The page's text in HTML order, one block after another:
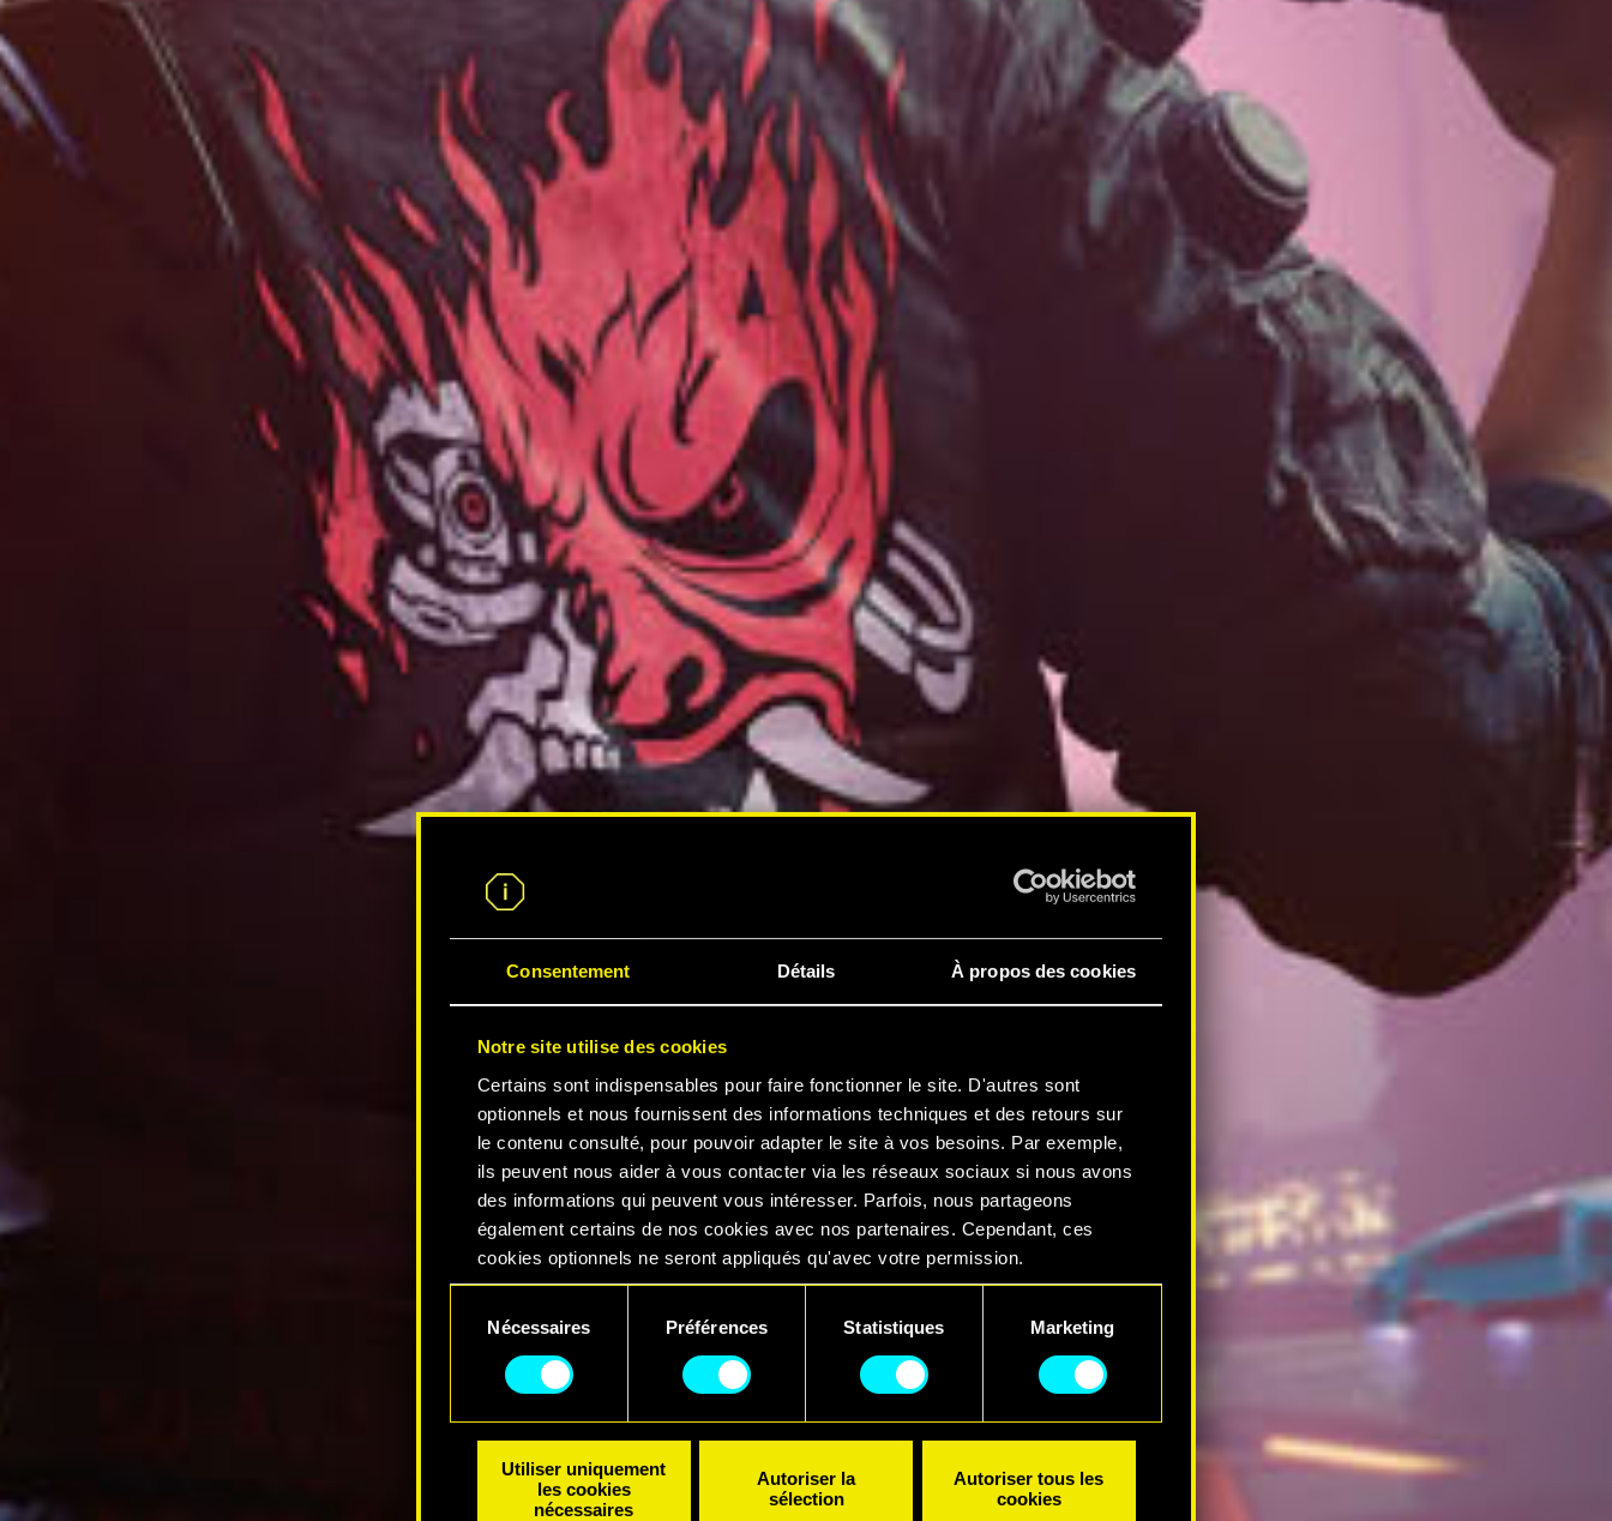
Consentement Détails À propos des cookies
Notre site utilise des cookies
Certains sont indispensables pour faire fonctionner le site. D'autres sont
optionnels et nous fournissent des informations techniques et des retours sur
le contenu consulté, pour pouvoir adapter le site à vos besoins. Par exemple,
ils peuvent nous aider à vous contacter via les réseaux sociaux si nous avons
des informations qui peuvent vous intéresser. Parfois, nous partageons
également certains de nos cookies avec nos partenaires. Cependant, ces
cookies optionnels ne seront appliqués qu'avec votre permission.
Vous pouvez consulter tous les détails sur notre utilisation des cookies et
modifier vos préférences dans le menu "Paramètres" ci-dessous.
consentement
Nécessaires Préférences Statistiques Marketing
Utiliser uniquement
les cookies
nécessaires
Autoriser la
sélection
Autoriser tous les
cookies